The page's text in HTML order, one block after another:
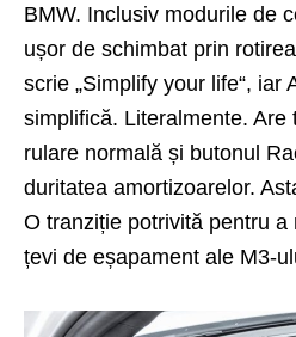
BMW. Inclusiv modurile de
ușor de schimbat prin
scrie „Simplify your life“, iar
simplifică. Literalmente. Are
rulare normală și butonul
duritatea amortizoarelor.
O tranziție potrivită pentru a
țevi de eșapament ale M3-